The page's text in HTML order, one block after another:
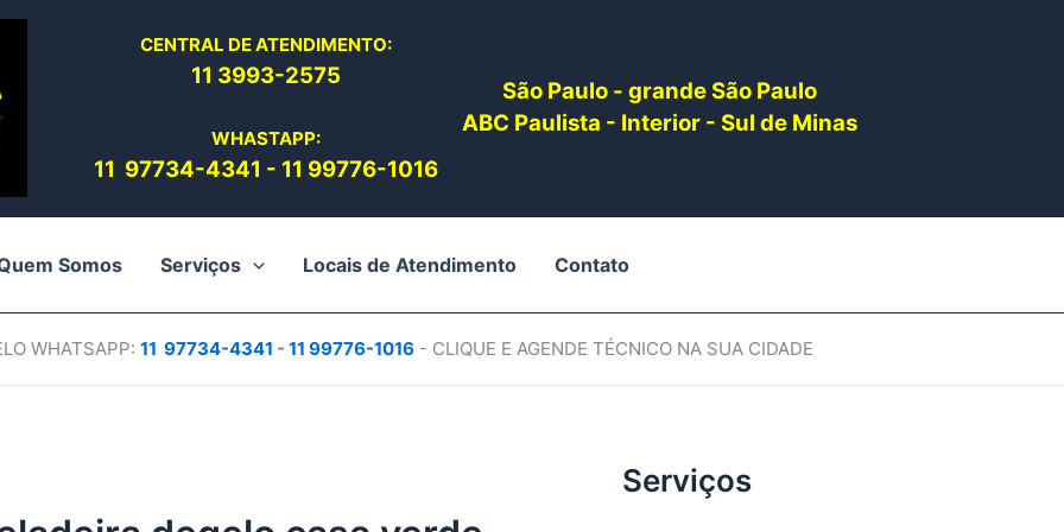
CENTRAL DE ATENDIMENTO:
11 3993-2575
WHASTAPP:
11 97734-4341 - 11 99776-1016
São Paulo - grande São Paulo
ABC Paulista - Interior - Sul de Minas
Somos Serviços Locais de Atendimento Contato
WHATSAPP: 11 97734-4341 - 11 99776-1016 - CLIQUE E AGENDE TÉCNICO NA SUA CIDADE
Serviços